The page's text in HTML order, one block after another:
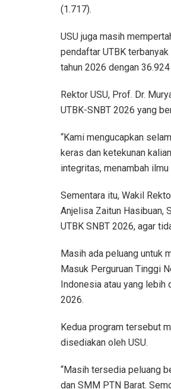
(1.717).
USU juga masih
pendaftar UTBK
tahun 2026 dengan
Rektor USU, Prof. Dr.
UTBK-SNBT 2026 yang
“Kami mengucapkan
keras dan ketekunan
integritas, menambah
Sementara itu, Wakil
Anjelisa Zaitun Hasibuan,
UTBK SNBT 2026, agar
Masih ada peluang untuk
Masuk Perguruan Tinggi
Indonesia atau yang lebih
2026.
Kedua program tersebut
disediakan oleh USU.
“Masih tersedia peluang
dan SMM PTN Barat.